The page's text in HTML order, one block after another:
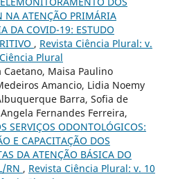
NA ATENÇÃO PRIMÁRIA
DA COVID-19: ESTUDO
, Revista Ciência Plural: v.
Plural
Caetano, Maisa Paulino
Amancio, Lidia Noemy
Barra, Sofia de
Fernandes Ferreira,
SERVIÇOS ODONTOLÓGICOS:
E CAPACITAÇÃO DOS
DA ATENÇÃO BÁSICA DO
RN , Revista Ciência Plural: v. 10